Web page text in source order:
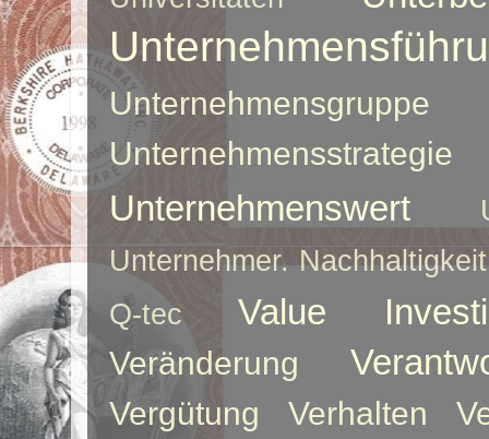
Unternehmensgruppe
Unternehmensstrategie
Unternehmenswert
Unternehmer. Nachhaltigkeit
Q-tec
Value
Veränderung
Vergütung Verhalten